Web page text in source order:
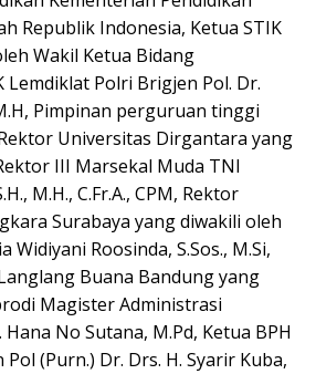
Republik Indonesia, Ketua STIK
Wakil Ketua Bidang
Lemdiklat Polri Brigjen Pol. Dr.
Pimpinan perguruan tinggi
Universitas Dirgantara yang
III Marsekal Muda TNI
M.H., C.Fr.A., CPM, Rektor
Surabaya yang diwakili oleh
Widiyani Roosinda, S.Sos., M.Si,
Buana Bandung yang
Magister Administrasi
No Sutana, M.Pd, Ketua BPH
(Purn.) Dr. Drs. H. Syarir Kuba,